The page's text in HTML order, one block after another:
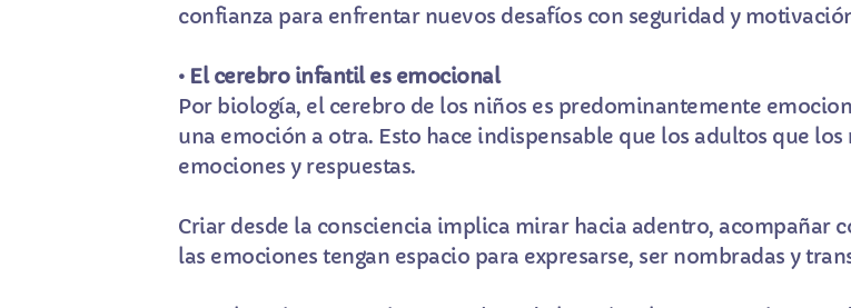
confianza para enfrentar nuevos desafíos con seguridad y
• El cerebro infantil es emocional
Por biología, el cerebro de los niños es predominantemente
una emoción a otra. Esto hace indispensable que los adultos que
emociones y respuestas.
Criar desde la consciencia implica mirar hacia adentro, acompañar
las emociones tengan espacio para expresarse, ser nombradas y